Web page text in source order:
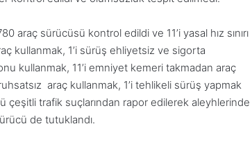
sürücüsü kontrol edildi ve 11’i yasal hız sınırı
kullanmak, 1’i sürüş ehliyetsiz ve sigorta
kullanmak, 11’i emniyet kemeri takmadan araç
araç kullanmak, 1’i tehlikeli sürüş yapmak
çeşitli trafik suçlarından rapor edilerek aleyhlerinde
de tutuklandı.